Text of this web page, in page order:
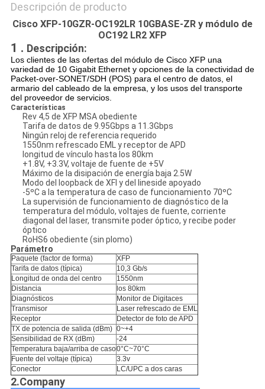
PRIVACIDAD
Descripción de producto
Cisco XFP-10GZR-OC192LR 10GBASE-ZR y módulo de
OC192 LR2 XFP
1 . Descripción:
Los clientes de las ofertas del módulo de Cisco XFP una
variedad de 10 Gigabit Ethernet y opciones de la conectividad de
Packet-over-SONET/SDH (POS) para el centro de datos, el
armario del cableado de la empresa, y los usos del transporte
del proveedor de servicios.
Características
Rev 4,5 de XFP MSA obediente
Tarifa de datos de 9.95Gbps a 11.3Gbps
Ningún reloj de referencia requerido
1550nm refrescado EML y receptor de APD
longitud de vínculo hasta los 80km
+1.8V, +3.3V, voltaje de fuente de +5V
Máximo de la disipación de energía baja 2.5W
Modo del loopback de XFI y del lineside apoyado
-5ºC a la temperatura de caso de funcionamiento 70ºC
La supervisión de funcionamiento de diagnóstico de la
temperatura del módulo, voltajes de fuente, corriente
diagonal del laser, transmite poder óptico, y recibe poder
óptico
RoHS6 obediente (sin plomo)
Parámetro
Paquete (factor de forma)
XFP
Tarifa de datos (típica)
10,3 Gb/s
Longitud de onda del centro
1550nm
Distancia
los 80km
Diagnósticos
Monitor de Digitaces
Transmisor
Laser refrescado de EML
Receptor
Detector de foto de APD
TX de potencia de salida (dBm) 0~+4
Sensibilidad de RX (dBm)
-24
Temperatura baja/arriba de caso0°C~70°C
Fuente del voltaje (típica)
3.3v
Conector
LC/UPC a dos caras
2.Company